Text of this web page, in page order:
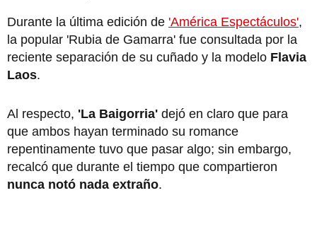
Durante la última edición de 'América Espectáculos',
la popular 'Rubia de Gamarra' fue consultada por la
reciente separación de su cuñado y la modelo Flavia
Laos.
Al respecto, 'La Baigorria' dejó en claro que para
que ambos hayan terminado su romance
repentinamente tuvo que pasar algo; sin embargo,
recalcó que durante el tiempo que compartieron
nunca notó nada extraño.